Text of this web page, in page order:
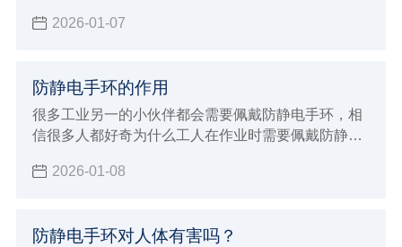
的就不太友好了，所以今天小辉来给大家分享一下怎
2026-01-07
防静电手环的作用
很多工业另一的小伙伴都会需要佩戴防静电手环，相
信很多人都好奇为什么工人在作业时需要佩戴防静电
有效防静电的原理是什么，今天小辉就一并来给大家
2026-01-08
防静电手环对人体有害吗？